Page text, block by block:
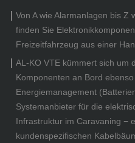
Von A wie Alarmanlagen bis Z
finden Sie
Freizeitfahrzeug aus einer
AL-KO VTE kümmert sich um
Komponenten an Bord
Energiemanagement
Systemanbieter für die
Infrastruktur im Caravaning −
kundenspezifischen